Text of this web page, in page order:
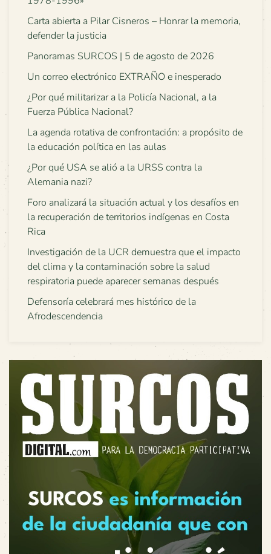
Carta abierta a Pilar Cisneros – Honrar la memoria,
defender la justicia
Panoramas SURCOS | 5 de agosto de 2026
Un correo electrónico EXTRAÑO e inesperado
¿Por qué militarizar a la Policía Nacional, a la
Fuerza Pública Nacional?
La agenda rotativa de confrontación: a propósito de
la educación política en las aulas
¿Por qué USA se alió a la URSS contra la
Alemania nazi?
Foro analizará la situación actual y los desafíos en
la recuperación de territorios indígenas en Costa
Rica
Investigación de la UCR demuestra que el impacto
del clima y la contaminación sobre la salud
respiratoria puede aparecer semanas después
Defensoría celebrará mes histórico de la
Afrodescendencia